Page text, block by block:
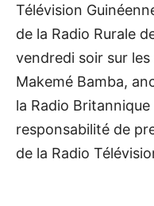
Télévision
de la Radio Rurale
vendredi soir sur les
Makemé Bamba,
la Radio
responsabilité de
de la Radio